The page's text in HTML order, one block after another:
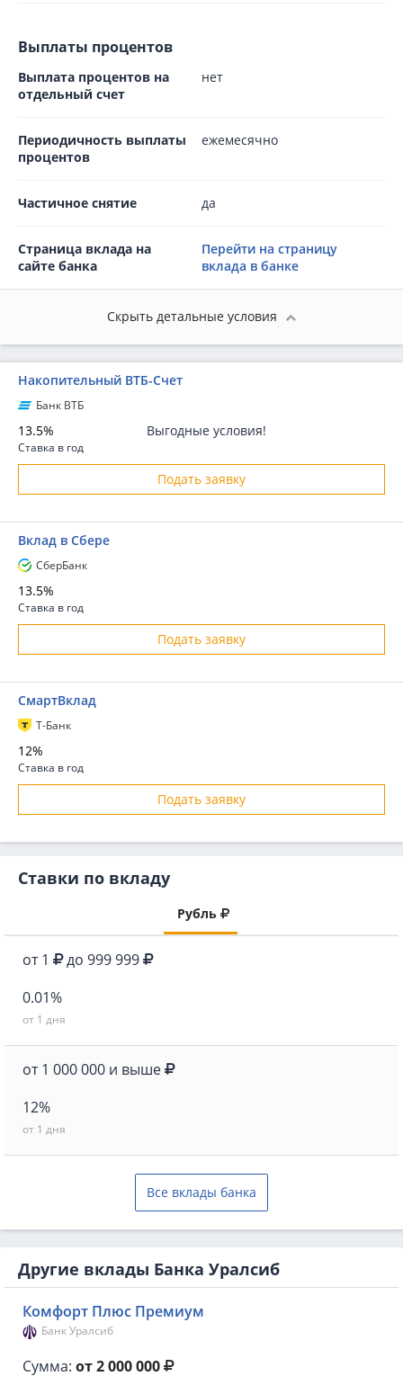
Выплаты процентов
Выплата процентов на
отдельный счет
нет
Периодичность выплаты
процентов
ежемесячно
Частичное снятие да
Страница вклада на
сайте банка
Перейти на страницу
вклада в банке
Скрыть детальные условия
Накопительный ВТБ-Счет
Банк ВТБ
13.5%
Ставка в год
Выгодные условия!
Подать заявку
Вклад в Сбере
СберБанк
13.5%
Ставка в год
Подать заявку
СмартВклад
Т-Банк
12%
Ставка в год
Подать заявку
Ставки по вкладу
Рубль
от 1
до 999 999
0.01%
от 1 дня
от 1 000 000 и выше
12%
от 1 дня
Все вклады банка
Другие вклады Банка Уралсиб
Комфорт Плюс Премиум
Банк Уралсиб
Сумма: от 2 000 000